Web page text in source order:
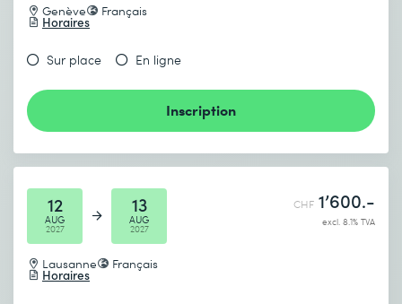
Genève Français
Horaires
Sur place En ligne
Inscription
12
AUG
2027
13
AUG
2027
Lausanne Français
Horaires
CHF 1’600.-
excl. 8.1% TVA